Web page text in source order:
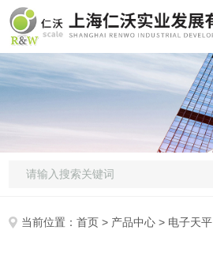
当前位置：首页 > 产品中心 > 电子天平